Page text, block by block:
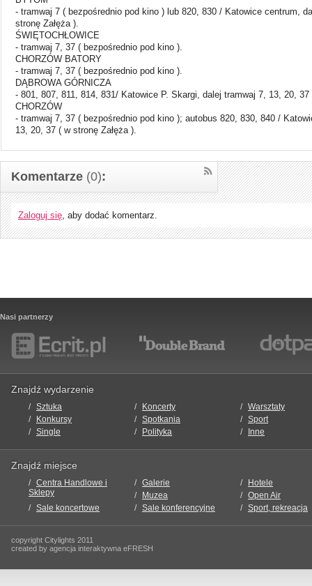
- tramwaj 7 ( bezpośrednio pod kino ) lub 820, 830 / Katowice centrum,
stronę Załęża ).
ŚWIĘTOCHŁOWICE
- tramwaj 7, 37 ( bezpośrednio pod kino ).
CHORZÓW BATORY
- tramwaj 7, 37 ( bezpośrednio pod kino ).
DĄBROWA GÓRNICZA
- 801, 807, 811, 814, 831/ Katowice P. Skargi, dalej tramwaj 7, 13, 20, 37
CHORZÓW
- tramwaj 7, 37 ( bezpośrednio pod kino ); autobus 820, 830, 840 /
13, 20, 37 ( w stronę Załęża ).
Komentarze (0):
Zaloguj się, aby dodać komentarz.
Nasi partnerzy
Znajdź wydarzenie
Sztuka Koncerty
Warsztaty
Konkursy
Spotkania
Sport
Single
Polityka Inne
Znajdź miejsce
Centra Handlowe i
Sklepy
Galerie
Hotele
Muzea
Open Air
Sale koncertowe
Sale konferencyjne Sport, rekreacja
copyright Citylights 2011
created by agencja interaktywna eFRESH